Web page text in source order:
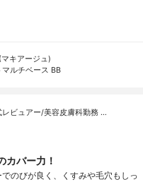
キアージュ)
ルチベース BB
レビュアー/美容皮膚科勤務 …
カバー力！
のびが良く、くすみや毛穴もしっ